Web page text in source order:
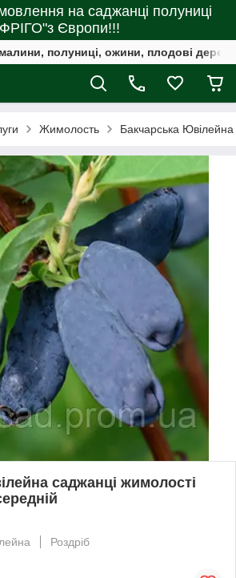
на саджанці полуниці
Європи!!!
малини, полуниці, ожини, плодові
Жимолость Бакчарська
саджанці жимолості
Роздріб